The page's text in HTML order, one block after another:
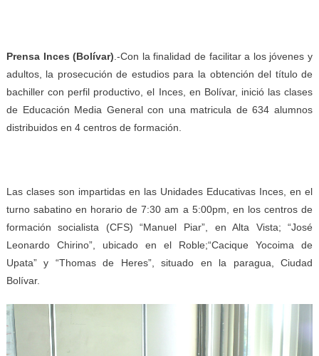
Prensa Inces (Bolívar) .-Con la finalidad de facilitar a los jóvenes y
adultos, la prosecución de estudios para la obtención del título de
bachiller con perfil productivo, el Inces, en Bolívar, inició las clases
de Educación Media General con una matricula de 634 alumnos
distribuidos en 4 centros de formación.
Las clases son impartidas en las Unidades Educativas Inces, en el
turno sabatino en horario de 7:30 am a 5:00pm, en los centros de
formación socialista (CFS) “Manuel Piar”, en Alta Vista; “José
Leonardo Chirino”, ubicado en el Roble;“Cacique Yocoima de
Upata” y “Thomas de Heres”, situado en la paragua, Ciudad
Bolívar.